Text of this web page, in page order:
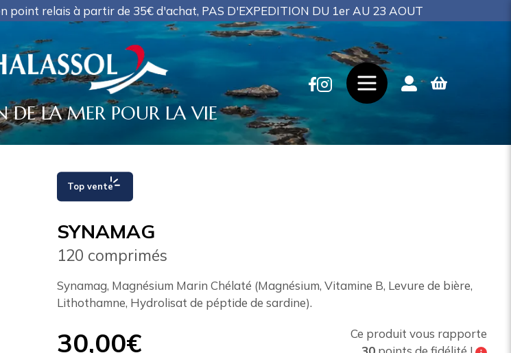
35€ d'achat, PAS D'EXPEDITION DU 1er AU 23 AOUT
DE LA MER POUR LA VIE
Top vente
SYNAMAG
120 comprimés
Synamag, Magnésium Marin Chélaté (Magnésium, Vitamine B, Levure de bière,
Lithothamne, Hydrolisat de péptide de sardine).
30,00€
Ce produit vous rapporte